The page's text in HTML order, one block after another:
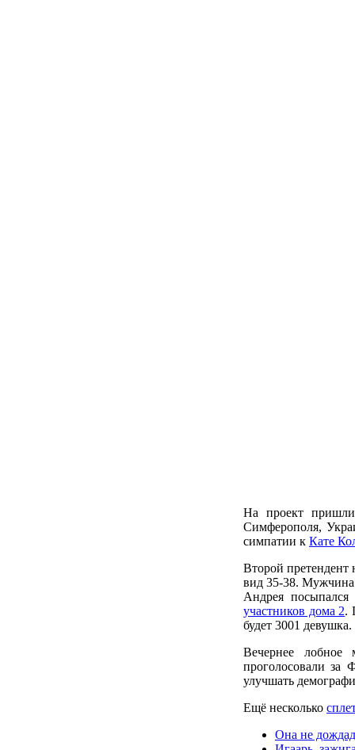
На проект
Симферополя,
симпатии к Кате
Второй претендент
вид 35-38. Мужчина
Андрея
участников дома 2.
будет 3001 девушка.
Вечернее лобное
проголосовали за
улучшать
Ещё несколько
Она не